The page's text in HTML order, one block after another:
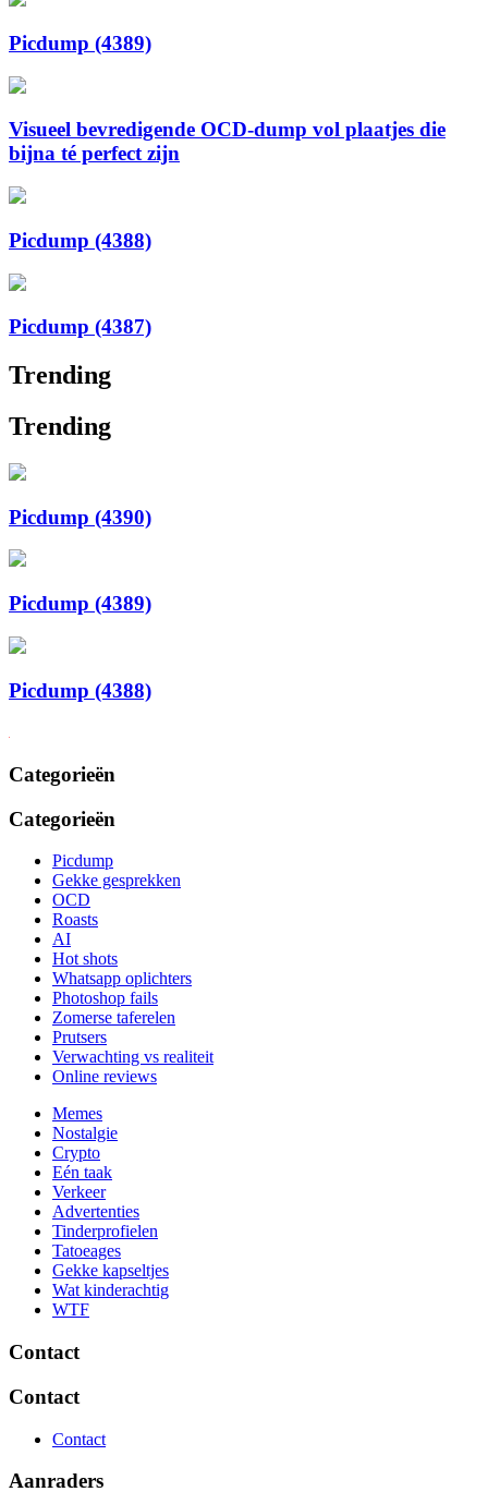
Picdump (4389)
Visueel bevredigende OCD-dump vol plaatjes die
bijna té perfect zijn
Picdump (4388)
Picdump (4387)
Trending
Trending
Picdump (4390)
Picdump (4389)
Picdump (4388)
Categorieën
Categorieën
Picdump
Gekke gesprekken
OCD
Roasts
AI
Hot shots
Whatsapp oplichters
Photoshop fails
Zomerse taferelen
Prutsers
Verwachting vs realiteit
Online reviews
Memes
Nostalgie
Crypto
Eén taak
Verkeer
Advertenties
Tinderprofielen
Tatoeages
Gekke kapseltjes
Wat kinderachtig
WTF
Contact
Contact
Contact
Aanraders